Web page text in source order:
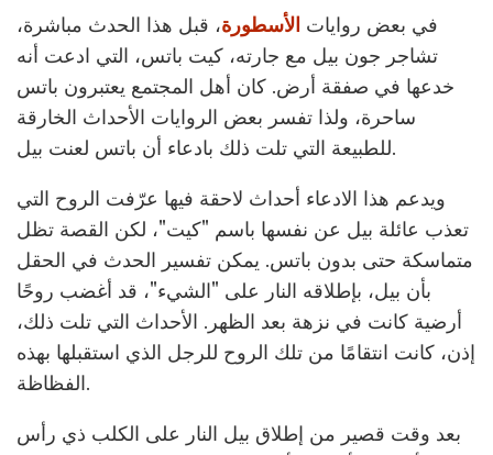
في بعض روايات الأسطورة، قبل هذا الحدث مباشرة،
تشاجر جون بيل مع جارته، كيت باتس، التي ادعت أنه
خدعها في صفقة أرض. كان أهل المجتمع يعتبرون باتس
ساحرة، ولذا تفسر بعض الروايات الأحداث الخارقة
للطبيعة التي تلت ذلك بادعاء أن باتس لعنت بيل.
ويدعم هذا الادعاء أحداث لاحقة فيها عرّفت الروح التي
تعذب عائلة بيل عن نفسها باسم "كيت"، لكن القصة تظل
متماسكة حتى بدون باتس. يمكن تفسير الحدث في الحقل
بأن بيل، بإطلاقه النار على "الشيء"، قد أغضب روحًا
أرضية كانت في نزهة بعد الظهر. الأحداث التي تلت ذلك،
إذن، كانت انتقامًا من تلك الروح للرجل الذي استقبلها بهذه
الفظاظة.
بعد وقت قصير من إطلاق بيل النار على الكلب ذي رأس